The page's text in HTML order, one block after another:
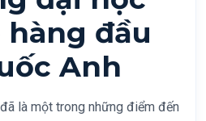
đầu
Anh
là một trong những điểm đến